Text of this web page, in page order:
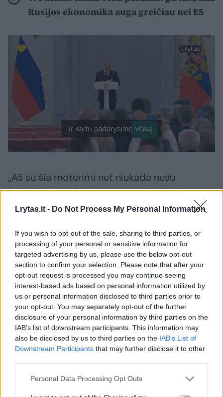
Lrytas.lt - Do Not Process My Personal Information
If you wish to opt-out of the sale, sharing to third parties, or
processing of your personal or sensitive information for
targeted advertising by us, please use the below opt-out
section to confirm your selection. Please note that after your
opt-out request is processed you may continue seeing
interest-based ads based on personal information utilized by
us or personal information disclosed to third parties prior to
your opt-out. You may separately opt-out of the further
disclosure of your personal information by third parties on the
IAB’s list of downstream participants. This information may
also be disclosed by us to third parties on the IAB’s List of
Downstream Participants that may further disclose it to other
Personal Data Processing Opt Outs
Rusijos ekonomika auga greičiau nei ES
„Aš su šia moterimi net niekada nesu
kalbėjusi“, – sakė 37 metų Marija. CNN
privatumo sumetimais naudoja tik jos vardą.
„Nežinau, ką jai pasakyti, nes iškart įtariau,
kad tai apgavystė“, – sakė žuvusiojo dukra.
CNN bandė susisiekti su Jurijaus našle dėl
komentaro.
Neeilinė akcija Vilniuje: V. Putinas
„aprengtas“ kalinio uniforma ir
antrankiais